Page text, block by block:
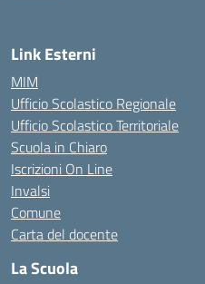
Link Esterni
MIM
Ufficio Scolastico Regionale
Ufficio Scolastico Territoriale
Scuola in Chiaro
Iscrizioni On Line
Invalsi
Comune
Carta del docente
La Scuola